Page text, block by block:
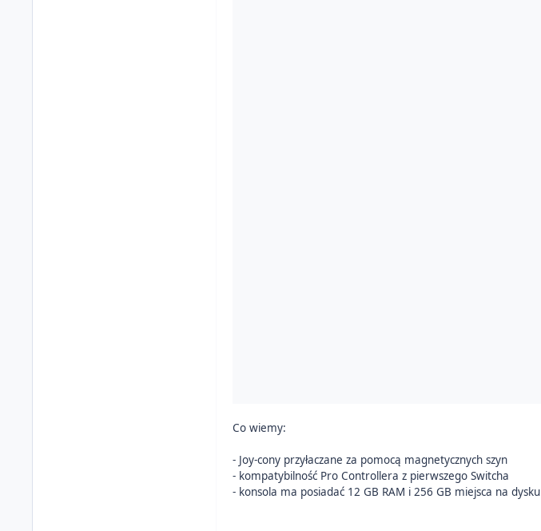
Co wiemy:
- Joy-cony przyłaczane za pomocą magnetycznych szyn
- kompatybilność Pro Controllera z pierwszego Switcha
- konsola ma posiadać 12 GB RAM i 256 GB miejsca na dysku